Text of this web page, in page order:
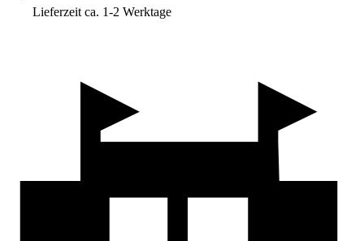
Lieferzeit ca. 1-2 Werktage